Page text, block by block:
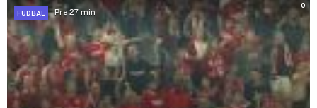
0
FUDBAL
Pre 27 min